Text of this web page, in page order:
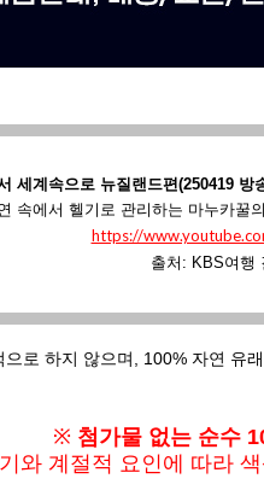
세계속으로 뉴질랜드편(250419 방
속에서 헬기로 관리하는 마누카꿀
https://
출처: KBS여행
로 하지 않으며, 100% 자연 유
※ 첨가물 없는 순수
와 계절적 요인에 따라